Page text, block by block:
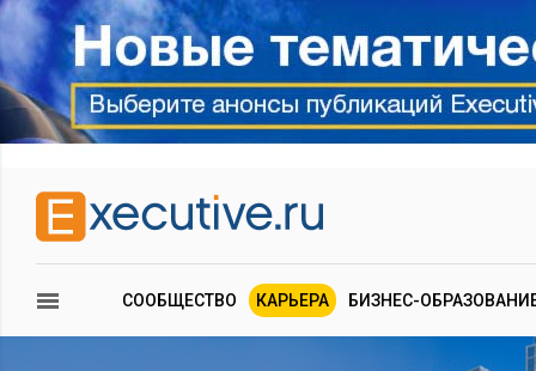
СООБЩЕСТВО КАРЬЕРА БИЗНЕС-